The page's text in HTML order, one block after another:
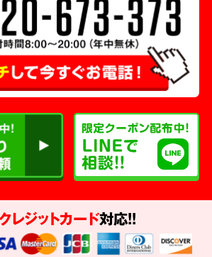
クレジットカード対応!!